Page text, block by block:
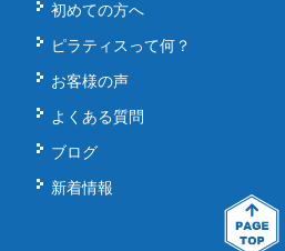
初めての方へ
ピラティスって何？
お客様の声
よくある質問
ブログ
新着情報